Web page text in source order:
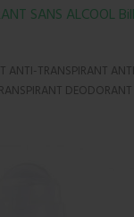
SANS ALCOOL
ANTI-TRANSPIRANT